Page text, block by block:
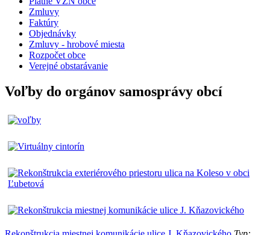
Zmluvy
Faktúry
Objednávky
Zmluvy - hrobové miesta
Rozpočet obce
Verejné obstarávanie
Voľby do orgánov samosprávy obcí